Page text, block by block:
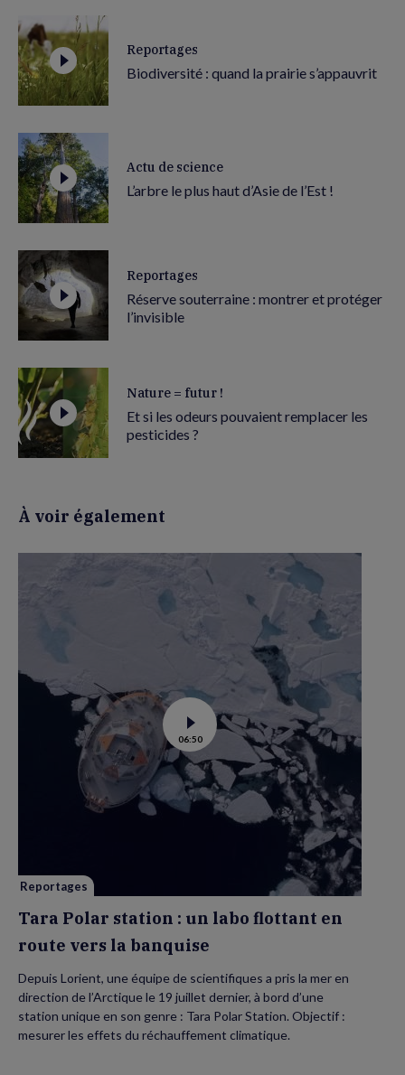
Reportages
Biodiversité : quand la prairie s’appauvrit
Actu de science
L’arbre le plus haut d’Asie de l’Est !
Reportages
Réserve souterraine : montrer et protéger
l’invisible
Nature = futur !
Et si les odeurs pouvaient remplacer les
pesticides ?
À voir également
Voir
la
vidéo
de
Tara
Polar
station
:
la
06:50
Reportages
Tara Polar station : un labo flottant en
route vers la banquise
Depuis Lorient, une équipe de scientifiques a pris la mer en
direction de l’Arctique le 19 juillet dernier, à bord d’une
station unique en son genre : Tara Polar Station. Objectif :
mesurer les effets du réchauffement climatique.